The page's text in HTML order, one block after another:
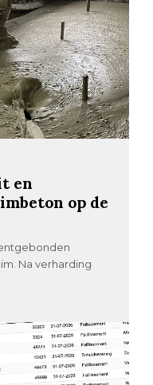
en
op de
Na verharding